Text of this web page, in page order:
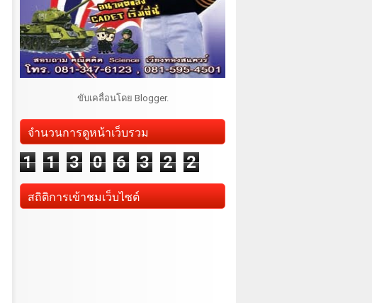
ขับเคลื่อนโดย Blogger.
จำนวนการดูหน้าเว็บรวม
1 1 3 0 6 3 2 2
สถิติการเข้าชมเว็บไซต์